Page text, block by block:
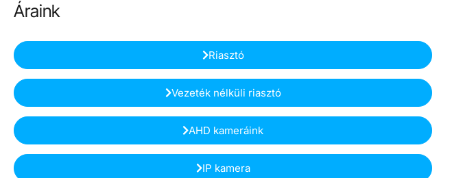
Áraink
Riasztó
Vezeték nélküli riasztó
AHD kameráink
IP kamera